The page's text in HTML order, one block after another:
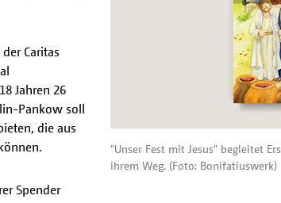
"Unser Fest mit Jesus" begleitet
ihrem Weg. (Foto: Bonifatiuswerk)
Caritas
Jahren 26
Pankow soll
die aus
Spender